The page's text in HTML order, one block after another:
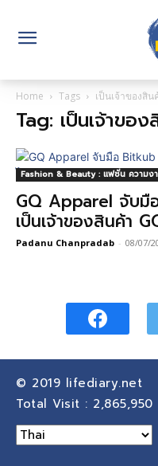
Home Tags เป็นเจ้าของสิ
Tag: เป็นเจ้าขอ
Fashion & Beauty : แฟชั่น ความง
GQ Apparel จับมื
เป็นเจ้าของสินค้า
Padanu Chanpradab - 08/07/
© 2019 lifediary.net
Total Visit : 2,865,950